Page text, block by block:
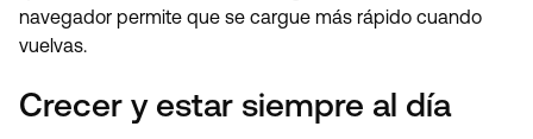
navegador permite que se cargue más rápido cuando
vuelvas.
Crecer y estar siempre al día